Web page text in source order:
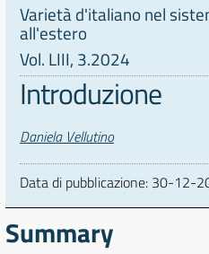
Varietà d'italiano nel
all'estero
Vol. LIII, 3.2024
Introduzione
Autori
Daniela Vellutino
Data di pubblicazione: 30-12-
Summary